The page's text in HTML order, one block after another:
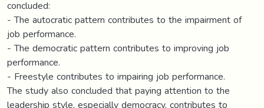
concluded:
- The autocratic pattern contributes to the impairment of
job performance.
- The democratic pattern contributes to improving job
performance.
- Freestyle contributes to impairing job performance.
The study also concluded that paying attention to the